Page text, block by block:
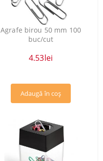
Agrafe birou 50 mm 100
buc/cut
4.53lei